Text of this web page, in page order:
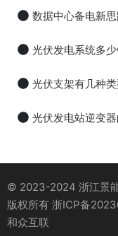
数据中心备电新
光伏发电系统多
光伏支架有几种
光伏发电站逆变
© 2023-2024 浙江景
版权所有 浙ICP备
和众互联